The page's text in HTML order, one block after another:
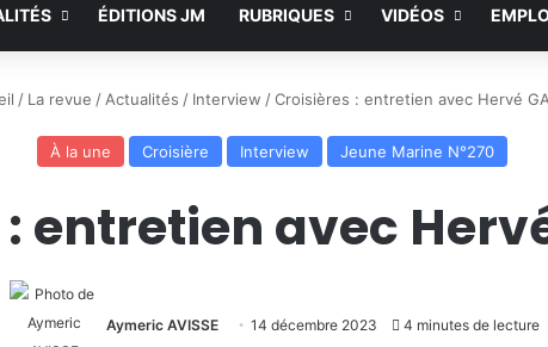
ÉDITIONS JM RUBRIQUES VIDÉOS
/ La revue / Actualités / Interview /Croisières : entretien avec Hervé
À la une Croisière Interview Jeune Marine N°270
entretien avec Hervé
Aymeric AVISSE 14 décembre 2023 4 minutes de lecture